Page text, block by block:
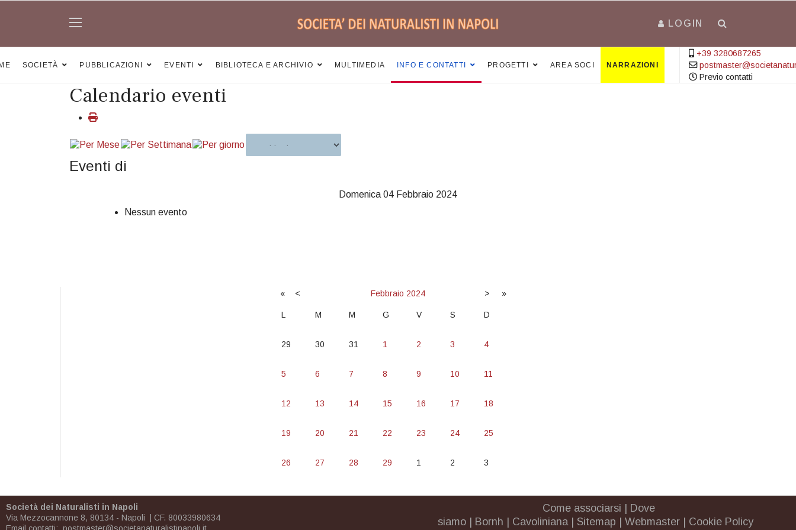
LOGIN
SOCIETÀ PUBBLICAZIONI EVENTI BIBLIOTECA E ARCHIVIO MULTIMEDIA INFO E CONTATTI PROGETTI AREA SOCI NARRAZIONI
+39 3280687265
Previo contatti
Calendario eventi
Eventi di
Domenica 04 Febbraio 2024
Nessun evento
« < Febbraio 2024 > »
L M M G V S D
29 30 31 1 2 3 4
5 6 7 8 9 10 11
12 13 14 15 16 17 18
19 20 21 22 23 24 25
26 27 28 29 1 2 3
Società dei Naturalisti in Napoli
Via Mezzocannone 8, 80134 - Napoli | CF. 80033980634
Come associarsi
Dove
siamo
Bornh Cavoliniana| Sitemap Webmaster Cookie Policy